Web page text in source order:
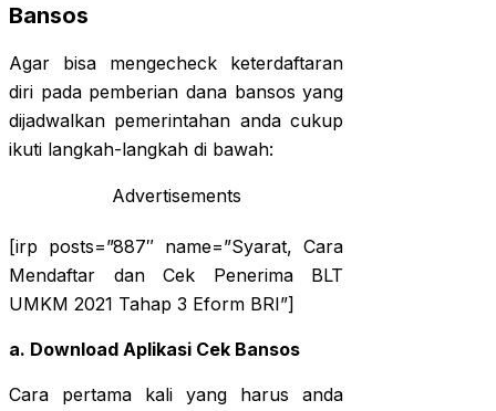
Bansos
Agar bisa mengecheck keterdaftaran
diri pada pemberian dana bansos yang
dijadwalkan pemerintahan anda cukup
ikuti langkah-langkah di bawah:
Advertisements
[irp posts=”887″ name=”Syarat, Cara
Mendaftar dan Cek Penerima BLT
UMKM 2021 Tahap 3 Eform BRI”]
a. Download Aplikasi Cek Bansos
Cara pertama kali yang harus anda